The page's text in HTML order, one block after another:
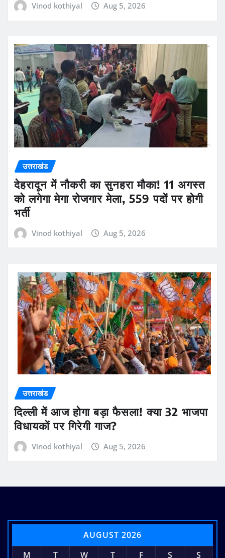
Vinod kothiyal Aug 5, 2026
उत्तराखंड
देहरादून में नौकरी का सुनहरा मौका! 11 अगस्त
को लगेगा मेगा रोजगार मेला, 559 पदों पर होगी
भर्ती
Vinod kothiyal Aug 5, 2026
उत्तराखंड
दिल्ली में आज होगा बड़ा फैसला! क्या 32 भाजपा
विधायकों पर गिरेगी गाज?
Vinod kothiyal Aug 5, 2026
AUGUST 2026
M
T W T F S S